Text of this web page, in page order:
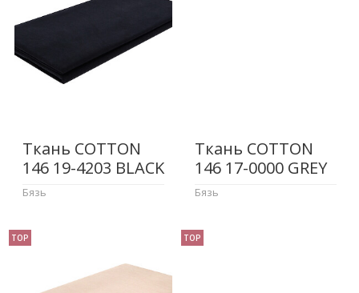
Ткань COTTON
146 19-4203 BLACK
Бязь
Ткань COTTON
146 17-0000 GREY
Бязь
TOP TOP